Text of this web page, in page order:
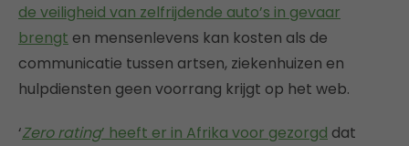
de veiligheid van zelfrijdende auto’s in gevaar
brengt en mensenlevens kan kosten als de
communicatie tussen artsen, ziekenhuizen en
hulpdiensten geen voorrang krijgt op het web.
‘Zero rating’ heeft er in Afrika voor gezorgd dat